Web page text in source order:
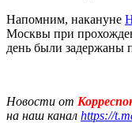
Напомним, накануне
Москвы при
день были задержаны
Новости от
на наш канал https://